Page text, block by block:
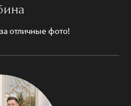
отличные фото!